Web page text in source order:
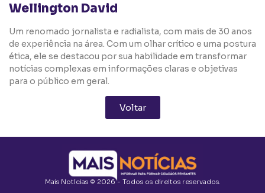
Wellington David
Um renomado jornalista e radialista, com mais de 30 anos
de experiência na área. Com um olhar crítico e uma postura
ética, ele se destacou por sua habilidade em transformar
notícias complexas em informações claras e objetivas
para o público em geral.
Voltar
Mais Notícias © 2026 - Todos os direitos reservados.